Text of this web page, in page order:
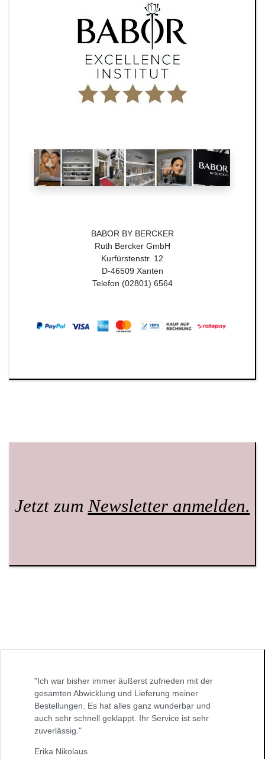
BABOR BY BERCKER
Ruth Bercker GmbH
Kurfürstenstr. 12
D-46509 Xanten
Telefon (02801) 6564
Jetzt zumNewsletter anmelden.
"Ich war bisher immer äußerst zufrieden mit der
gesamten Abwicklung und Lieferung meiner
Bestellungen. Es hat alles ganz wunderbar und
auch sehr schnell geklappt. Ihr Service ist sehr
zuverlässig."
Erika Nikolaus